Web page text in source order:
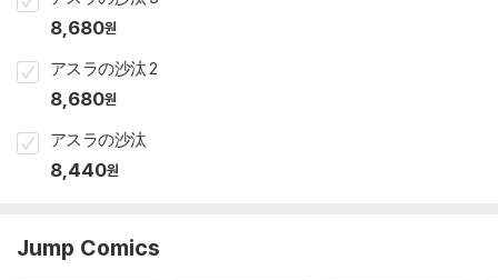
8,680원
アスラの沙汰 2
8,680원
アスラの沙汰
8,440원
Jump Comics